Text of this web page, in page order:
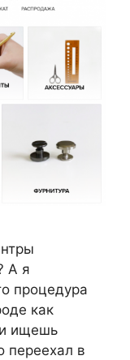
А я
процедура
как
ищешь
переехал в